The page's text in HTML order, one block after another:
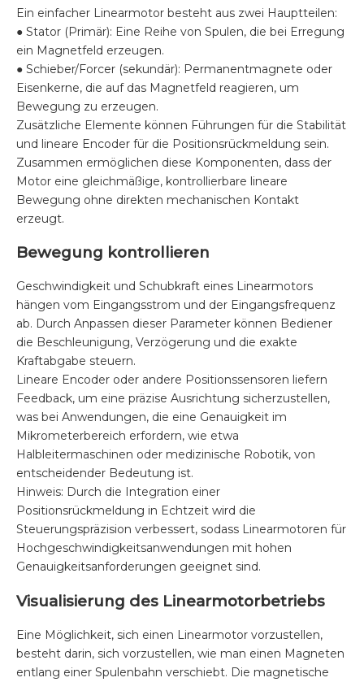
Ein einfacher Linearmotor besteht aus zwei Hauptteilen:
● Stator (Primär): Eine Reihe von Spulen, die bei Erregung
ein Magnetfeld erzeugen.
● Schieber/Forcer (sekundär): Permanentmagnete oder
Eisenkerne, die auf das Magnetfeld reagieren, um
Bewegung zu erzeugen.
Zusätzliche Elemente können Führungen für die Stabilität
und lineare Encoder für die Positionsrückmeldung sein.
Zusammen ermöglichen diese Komponenten, dass der
Motor eine gleichmäßige, kontrollierbare lineare
Bewegung ohne direkten mechanischen Kontakt
erzeugt.
Bewegung kontrollieren
Geschwindigkeit und Schubkraft eines Linearmotors
hängen vom Eingangsstrom und der Eingangsfrequenz
ab. Durch Anpassen dieser Parameter können Bediener
die Beschleunigung, Verzögerung und die exakte
Kraftabgabe steuern.
Lineare Encoder oder andere Positionssensoren liefern
Feedback, um eine präzise Ausrichtung sicherzustellen,
was bei Anwendungen, die eine Genauigkeit im
Mikrometerbereich erfordern, wie etwa
Halbleitermaschinen oder medizinische Robotik, von
entscheidender Bedeutung ist.
Hinweis: Durch die Integration einer
Positionsrückmeldung in Echtzeit wird die
Steuerungspräzision verbessert, sodass Linearmotoren für
Hochgeschwindigkeitsanwendungen mit hohen
Genauigkeitsanforderungen geeignet sind.
Visualisierung des Linearmotorbetriebs
Eine Möglichkeit, sich einen Linearmotor vorzustellen,
besteht darin, sich vorzustellen, wie man einen Magneten
entlang einer Spulenbahn verschiebt. Die magnetische